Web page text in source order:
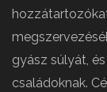
gyász súlyát,
családoknak.